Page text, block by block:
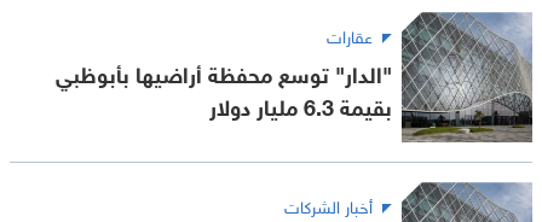
عقارات
"الدار" توسع محفظة أراضيها بأبوظبي
بقيمة 6.3 مليار دولار
أخبار الشركات